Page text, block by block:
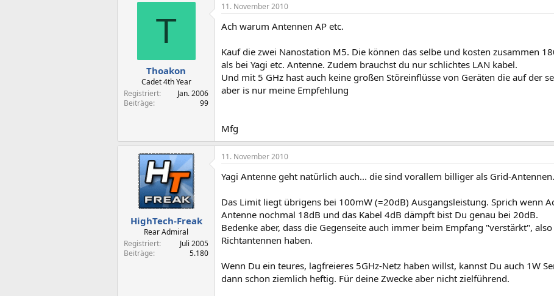
T
Thoakon
Cadet 4th Year
Registriert
Jan. 2006
Beiträge
99
11. November 2010
Ach warum Antennen AP etc.
Kauf die zwei Nanostation M5. Die können das selbe und kosten zusammen
als bei Yagi etc. Antenne. Zudem brauchst du nur schlichtes LAN kabel.
Und mit 5 GHz hast auch keine großen Störeinflüsse von Geräten die auf der
aber is nur meine Empfehlung
Mfg
HighTech-Freak
Rear Admiral
Registriert
Juli 2005
Beiträge
5.180
11. November 2010
Yagi Antenne geht natürlich auch... die sind vorallem billiger als Grid-Antennen.
Das Limit liegt übrigens bei 100mW (=20dB) Ausgangsleistung. Sprich wenn
Antenne nochmal 18dB und das Kabel 4dB dämpft bist Du genau bei 20dB.
Bedenke aber, dass die Gegenseite auch immer beim Empfang "verstärkt",
Richtantennen haben.
Wenn Du ein teures, lagfreieres 5GHz-Netz haben willst, kannst Du auch 1W
dann schon ziemlich heftig. Für deine Zwecke aber nicht zielführend.